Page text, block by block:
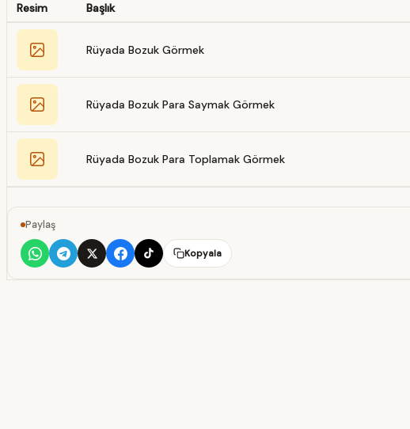
Resim Başlık
Rüyada Bozuk Görmek
Rüyada Bozuk Para Saymak Görmek
Rüyada Bozuk Para Toplamak Görmek
Paylaş
Kopyala